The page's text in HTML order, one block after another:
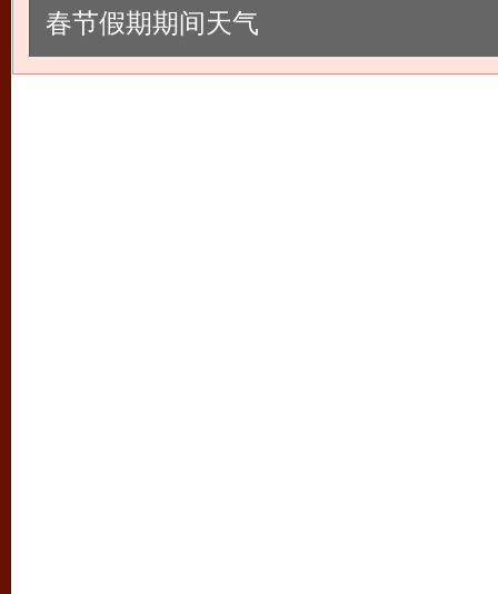
春节假期期间天气